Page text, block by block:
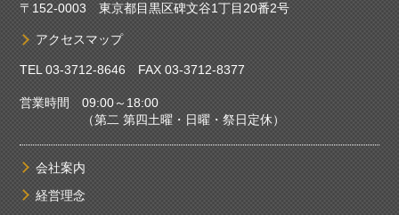
〒152-0003 東京都目黒区碑文谷1丁目20番2号
アクセスマップ
TEL03-3712-8646FAX 03-3712-8377
営業時間 09:00～18:00
（第二 第四土曜・日曜・祭日定休）
会社案内
経営理念